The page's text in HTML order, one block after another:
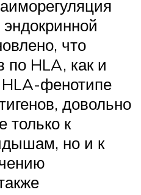
что
по HLA, как и
HLA-фенотипе
довольно
только к
но и к